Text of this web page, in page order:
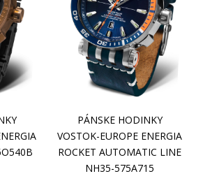
PÁNSKE HODINKY
VOSTOK-EUROPE ENERGIA
ROCKET AUTOMATIC LINE
NH35-575A715